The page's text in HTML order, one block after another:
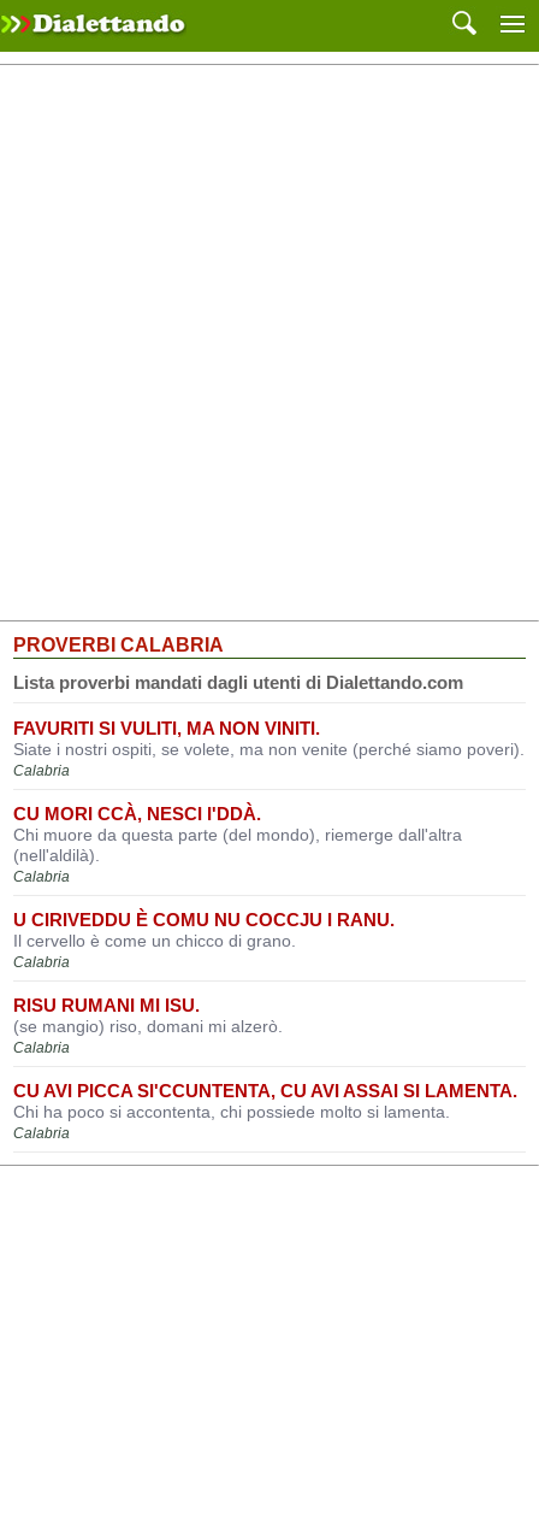
PROVERBI CALABRIA
Lista proverbi mandati dagli utenti di Dialettando.com
FAVURITI SI VULITI, MA NON VINITI.
Siate i nostri ospiti, se volete, ma non venite (perché siamo poveri).
Calabria
CU MORI CCÀ, NESCI I'DDÀ.
Chi muore da questa parte (del mondo), riemerge dall'altra
(nell'aldilà).
Calabria
U CIRIVEDDU È COMU NU COCCJU I RANU.
Il cervello è come un chicco di grano.
Calabria
RISU RUMANI MI ISU.
(se mangio) riso, domani mi alzerò.
Calabria
CU AVI PICCA SI'CCUNTENTA, CU AVI ASSAI SI LAMENTA.
Chi ha poco si accontenta, chi possiede molto si lamenta.
Calabria